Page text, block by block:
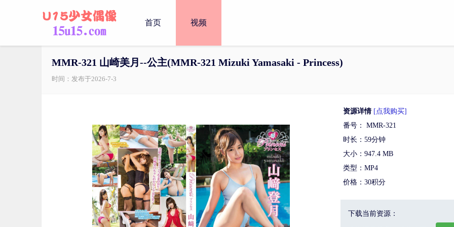
首页 视频
MMR-321 山崎美月--公主(MMR-321 Mizuki Yamasaki - Princess)
时间：发布于2026-7-3
资源详情 [点我购买]
番号： MMR-321
时长：59分钟
大小：947.4 MB
类型：MP4
价格：30积分
下载当前资源：